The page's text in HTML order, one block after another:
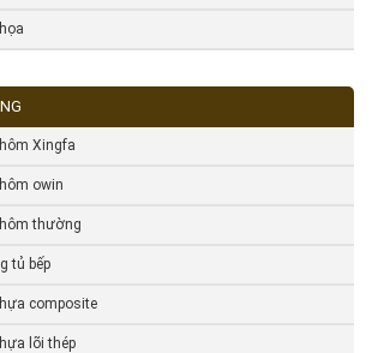
Xingfa
owin
thường
tủ bếp
composite
lõi thép